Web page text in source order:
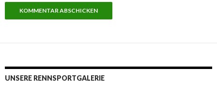
UNSERE RENNSPORTGALERIE